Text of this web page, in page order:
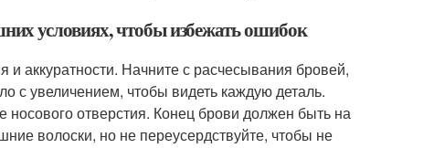
условиях, чтобы избежать ошибок
аккуратности. Начните с расчесывания бровей,
с увеличением, чтобы видеть каждую деталь.
отверстия. Конец брови должен быть на
волоски, но не переусердствуйте, чтобы не